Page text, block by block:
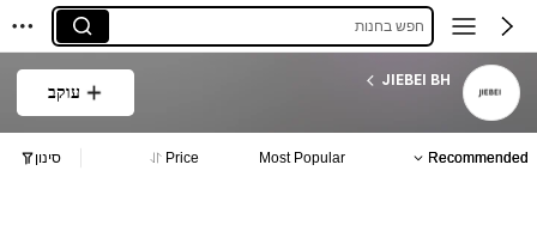
חפש בחנות
JIEBEI BH
עוקב
Recommended
Most Popular
Price סינון